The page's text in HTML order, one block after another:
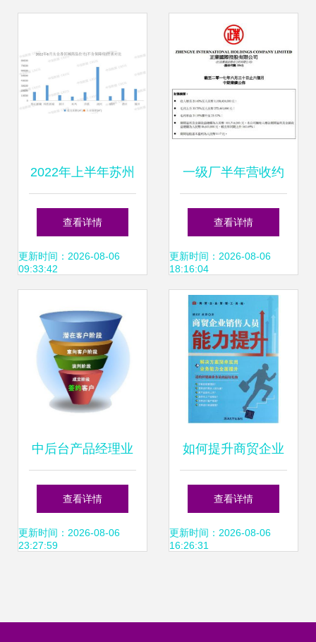
2022年上半年苏州
房地产企业销售业
绩TOP10解析
查看详情
更新时间：2026-08-06
09:33:42
一级厂半年营收约
12亿，瓦楞纸产品
成业绩支柱
查看详情
更新时间：2026-08-06
18:16:04
中后台产品经理业
务调研指南 聚焦销
售业务
查看详情
更新时间：2026-08-06
23:27:59
如何提升商贸企业
销售人员综合能力
从精准掌握产品信
查看详情
更新时间：2026-08-06
16:26:31